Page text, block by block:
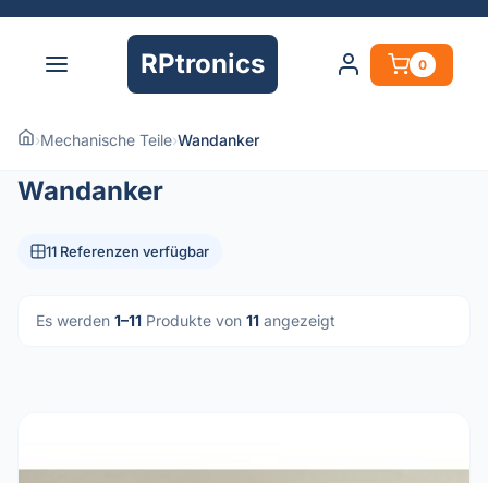
RPtronics 0
›Mechanische Teile›Wandanker
Wandanker
11 Referenzen verfügbar
Es werden 1–11 Produkte von 11 angezeigt